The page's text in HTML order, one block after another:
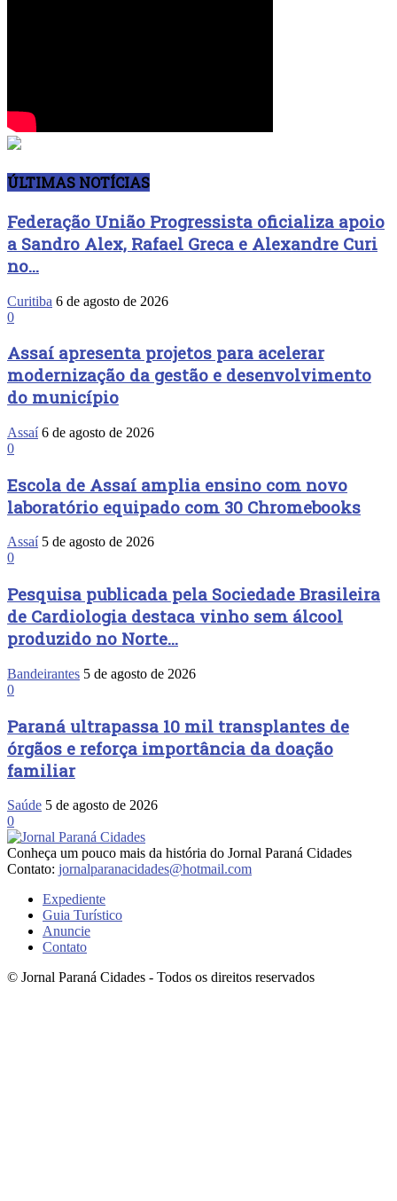
ÚLTIMAS NOTÍCIAS
Federação União Progressista oficializa apoio
a Sandro Alex, Rafael Greca e Alexandre Curi
no...
Curitiba 6 de agosto de 2026
0
Assaí apresenta projetos para acelerar
modernização da gestão e desenvolvimento
do município
Assaí 6 de agosto de 2026
0
Escola de Assaí amplia ensino com novo
laboratório equipado com 30 Chromebooks
Assaí 5 de agosto de 2026
0
Pesquisa publicada pela Sociedade Brasileira
de Cardiologia destaca vinho sem álcool
produzido no Norte...
Bandeirantes 5 de agosto de 2026
0
Paraná ultrapassa 10 mil transplantes de
órgãos e reforça importância da doação
familiar
Saúde 5 de agosto de 2026
0
Conheça um pouco mais da história do Jornal Paraná Cidades
Contato: jornalparanacidades@hotmail.com
Expediente
Guia Turístico
Anuncie
Contato
© Jornal Paraná Cidades - Todos os direitos reservados